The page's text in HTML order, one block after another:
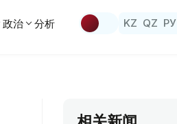
政治 分析 KZ QZ РУ